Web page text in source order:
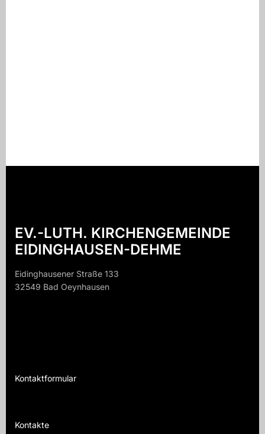
EV.-LUTH. KIRCHENGEMEINDE
EIDINGHAUSEN-DEHME
Eidinghausener Straße 133
32549 Bad Oeynhausen
Kontaktformular
Kontakte